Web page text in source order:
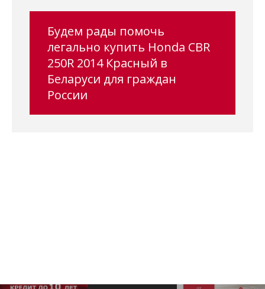
Будем рады помочь
легально купить Honda CBR
250R 2014 Красный в
Беларуси для граждан
России